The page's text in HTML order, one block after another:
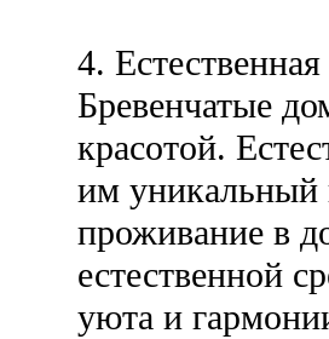
4. Естественная
Бревенчатые
красотой.
им
проживание в
естественной
уюта и